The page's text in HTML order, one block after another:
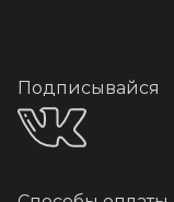
Подписывайся